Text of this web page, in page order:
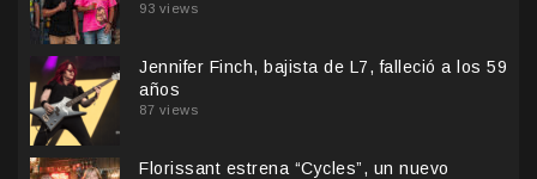
93 views
Jennifer Finch, bajista de L7, falleció a los 59
años
87 views
Florissant estrena “Cycles”, un nuevo